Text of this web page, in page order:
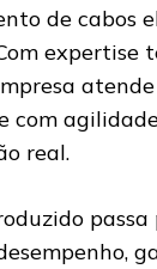
de cabos
expertise
com
real.